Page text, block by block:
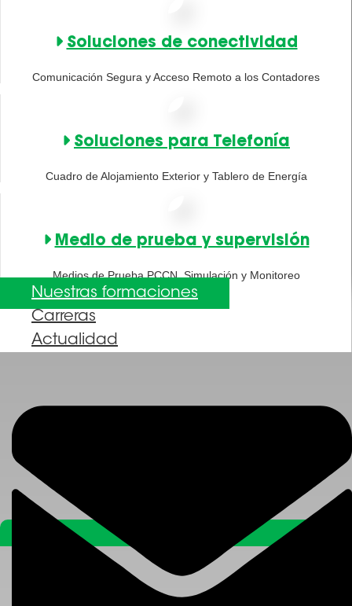
Soluciones de conectividad
Comunicación Segura y Acceso Remoto a los Contadores
Soluciones para Telefonía
Cuadro de Alojamiento Exterior y Tablero de Energía
Medio de prueba y supervisión
Medios de Prueba PCCN, Simulación y Monitoreo
Nuestras formaciones
Carreras
Actualidad